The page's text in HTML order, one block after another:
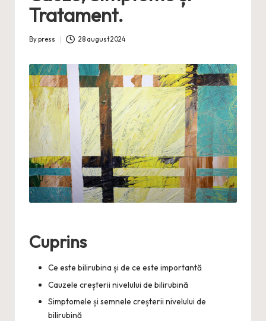
Tratament.
Posted
Bypress 28 august 2024
Cuprins
Ce este bilirubina și de ce este importantă
Cauzele creșterii nivelului de bilirubină
Simptomele și semnele creșterii nivelului de
bilirubină